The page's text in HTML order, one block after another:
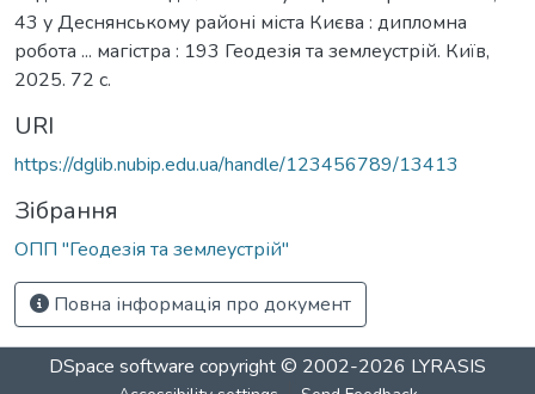
43 у Деснянському районі міста Києва : дипломна
робота ... магістра : 193 Геодезія та землеустрій. Київ,
2025. 72 с.
URI
https://dglib.nubip.edu.ua/handle/123456789/13413
Зібрання
ОПП "Геодезія та землеустрій"
Повна інформація про документ
DSpace software copyright © 2002-2026 LYRASIS